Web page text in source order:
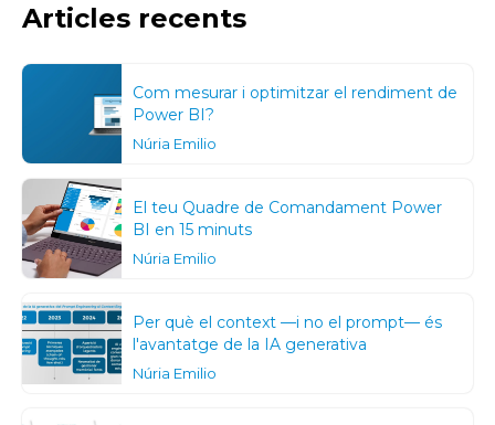
Articles recents
Com mesurar i optimitzar el rendiment de
Power BI?
Núria Emilio
El teu Quadre de Comandament Power
BI en 15 minuts
Núria Emilio
Per què el context —i no el prompt— és
l'avantatge de la IA generativa
Núria Emilio